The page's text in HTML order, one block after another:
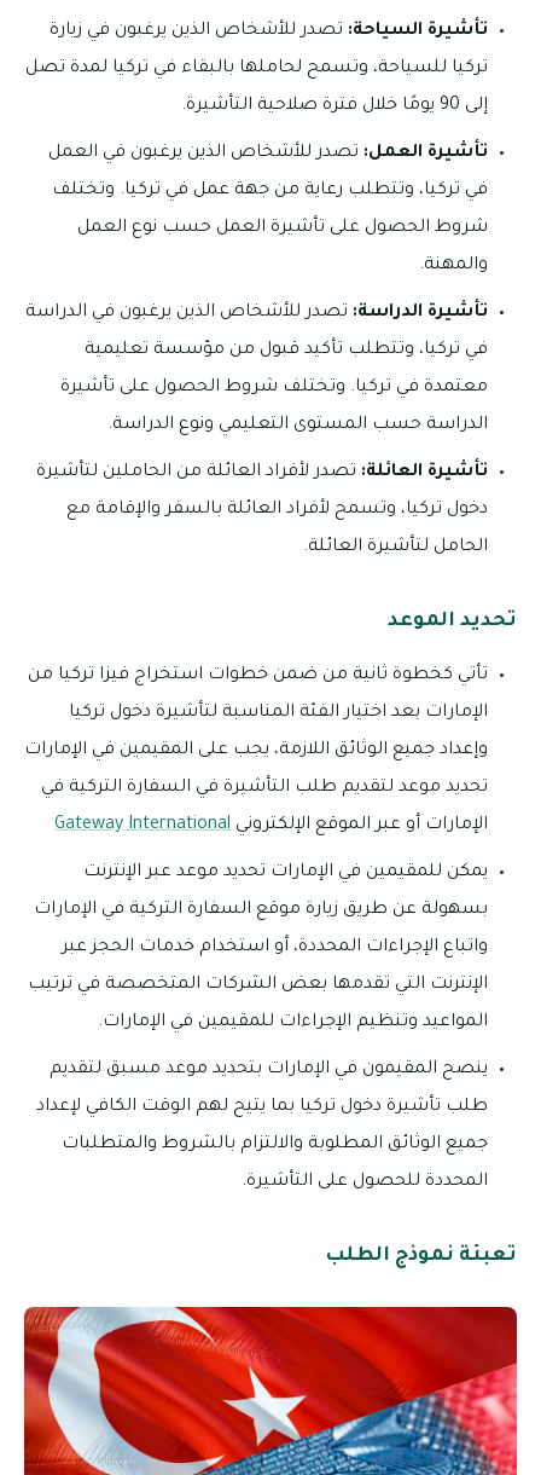
تأشيرة السياحة: تصدر للأشخاص الذين يرغبون في زيارة
تركيا للسياحة، وتسمح لحاملها بالبقاء في تركيا لمدة تصل
إلى 90 يومًا خلال فترة صلاحية التأشيرة.
تأشيرة العمل: تصدر للأشخاص الذين يرغبون في العمل
في تركيا، وتتطلب رعاية من جهة عمل في تركيا. وتختلف
شروط الحصول على تأشيرة العمل حسب نوع العمل
والمهنة.
تأشيرة الدراسة: تصدر للأشخاص الذين يرغبون في الدراسة
في تركيا، وتتطلب تأكيد قبول من مؤسسة تعليمية
معتمدة في تركيا. وتختلف شروط الحصول على تأشيرة
الدراسة حسب المستوى التعليمي ونوع الدراسة.
تأشيرة العائلة: تصدر لأفراد العائلة من الحاملين لتأشيرة
دخول تركيا، وتسمح لأفراد العائلة بالسفر والإقامة مع
الحامل لتأشيرة العائلة.
تحديد الموعد
تأتي كخطوة ثانية من ضمن خطوات استخراج فيزا تركيا من
الإمارات بعد اختيار الفئة المناسبة لتأشيرة دخول تركيا
وإعداد جميع الوثائق اللازمة، يجب على المقيمين في الإمارات
تحديد موعد لتقديم طلب التأشيرة في السفارة التركية في
الإمارات أو عبر الموقع الإلكتروني Gateway International
يمكن للمقيمين في الإمارات تحديد موعد عبر الإنترنت
بسهولة عن طريق زيارة موقع السفارة التركية في الإمارات
واتباع الإجراءات المحددة، أو استخدام خدمات الحجز عبر
الإنترنت التي تقدمها بعض الشركات المتخصصة في ترتيب
المواعيد وتنظيم الإجراءات للمقيمين في الإمارات.
ينصح المقيمون في الإمارات بتحديد موعد مسبق لتقديم
طلب تأشيرة دخول تركيا بما يتيح لهم الوقت الكافي لإعداد
جميع الوثائق المطلوبة والالتزام بالشروط والمتطلبات
المحددة للحصول على التأشيرة.
تعبئة نموذج الطلب